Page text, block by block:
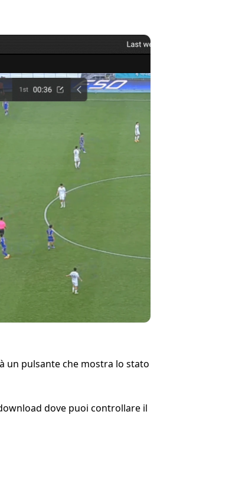
un pulsante che mostra lo stato
dove puoi controllare il